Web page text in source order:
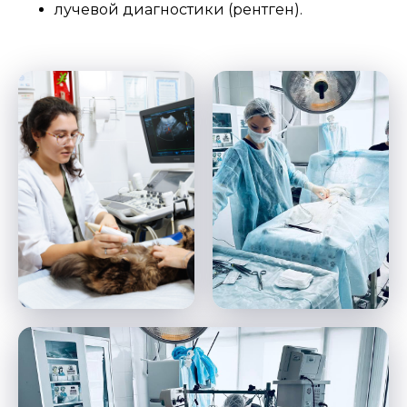
лучевой диагностики (рентген).